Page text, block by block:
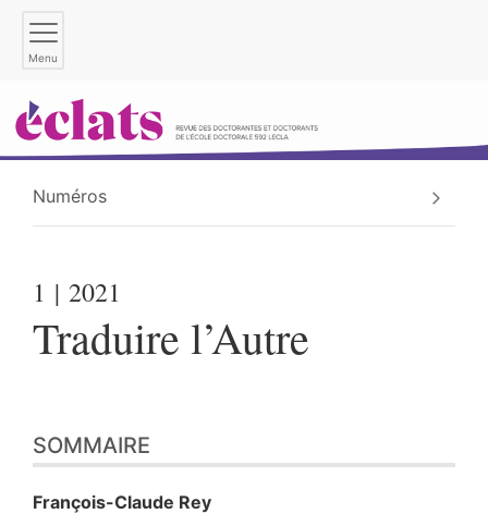
Menu
Numéros
1 | 2021
Traduire l’Autre
SOMMAIRE
François-Claude Rey